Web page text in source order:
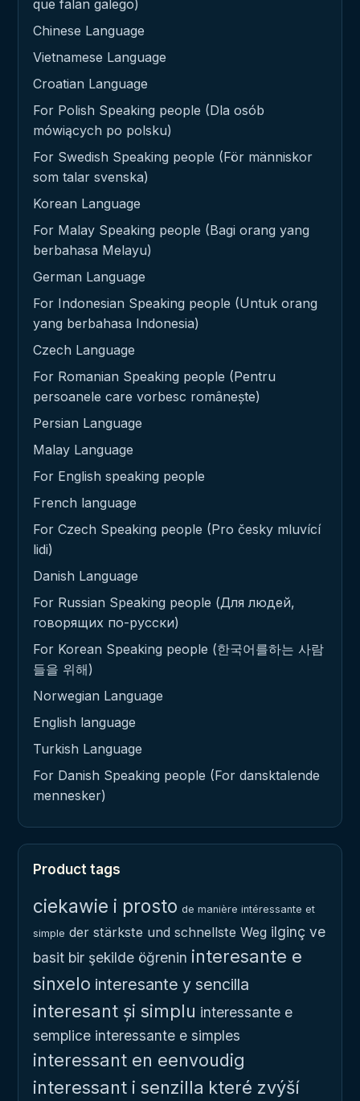
que falan galego)
Chinese Language
Vietnamese Language
Croatian Language
For Polish Speaking people (Dla osób
mówiących po polsku)
For Swedish Speaking people (För människor
som talar svenska)
Korean Language
For Malay Speaking people (Bagi orang yang
berbahasa Melayu)
German Language
For Indonesian Speaking people (Untuk orang
yang berbahasa Indonesia)
Czech Language
For Romanian Speaking people (Pentru
persoanele care vorbesc românește)
Persian Language
Malay Language
For English speaking people
French language
For Czech Speaking people (Pro česky mluvící
lidi)
Danish Language
For Russian Speaking people (Для людей,
говорящих по-русски)
For Korean Speaking people (한국어를하는 사람
들을 위해)
Norwegian Language
English language
Turkish Language
For Danish Speaking people (For dansktalende
mennesker)
Product tags
ciekawie i prosto de manière intéressante et
simple der stärkste und schnellste Weg ilginç ve
basit bir şekilde öğrenin interesante e
sinxelo interesante y sencilla
interesant și simplu interessante e
semplice interessante e simples
interessant en eenvoudig
interessant i senzilla které zvýší